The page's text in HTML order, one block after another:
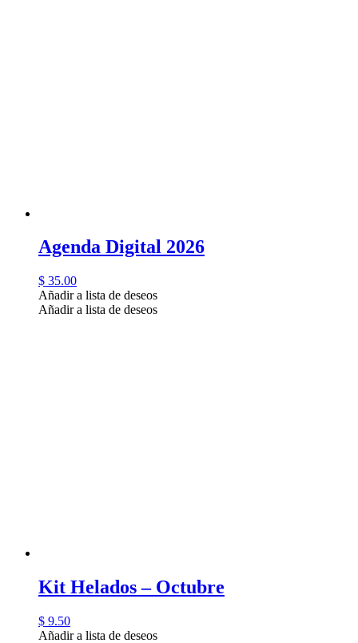
Agenda Digital 2026
$ 35.00
Añadir a lista de deseos
Añadir a lista de deseos
Kit Helados – Octubre
$ 9.50
Añadir a lista de deseos